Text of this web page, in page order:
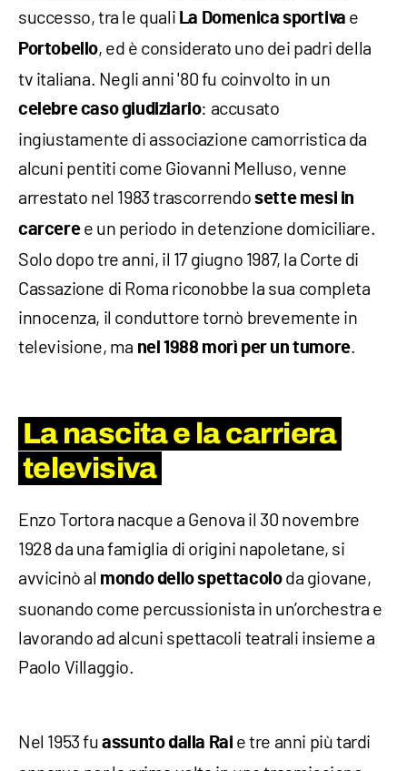
successo, tra le quali La Domenica sportiva e
Portobello, ed è considerato uno dei padri della
tv italiana. Negli anni '80 fu coinvolto in un
celebre caso giudiziario: accusato
ingiustamente di associazione camorristica da
alcuni pentiti come Giovanni Melluso, venne
arrestato nel 1983 trascorrendosette mesi in
carceree un periodo in detenzione domiciliare.
Solo dopo tre anni, il 17 giugno 1987, la Corte di
Cassazione di Roma riconobbe la sua completa
innocenza, il conduttore tornò brevemente in
televisione, ma nel 1988 morì per un tumore.
La nascita e la carriera
televisiva
Enzo Tortora nacque a Genova il 30 novembre
1928 da una famiglia di origini napoletane, si
avvicinò al mondo dello spettacoloda giovane,
suonando come percussionista in un’orchestra e
lavorando ad alcuni spettacoli teatrali insieme a
Paolo Villaggio.
Nel 1953 fuassunto dalla Rai e tre anni più tardi